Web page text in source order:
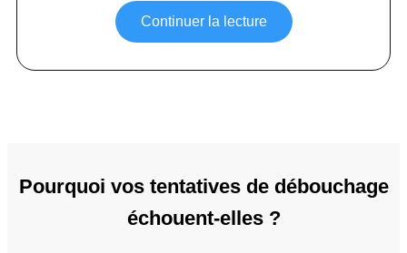
Continuer la lecture
Pourquoi vos tentatives de débouchage
échouent-elles ?